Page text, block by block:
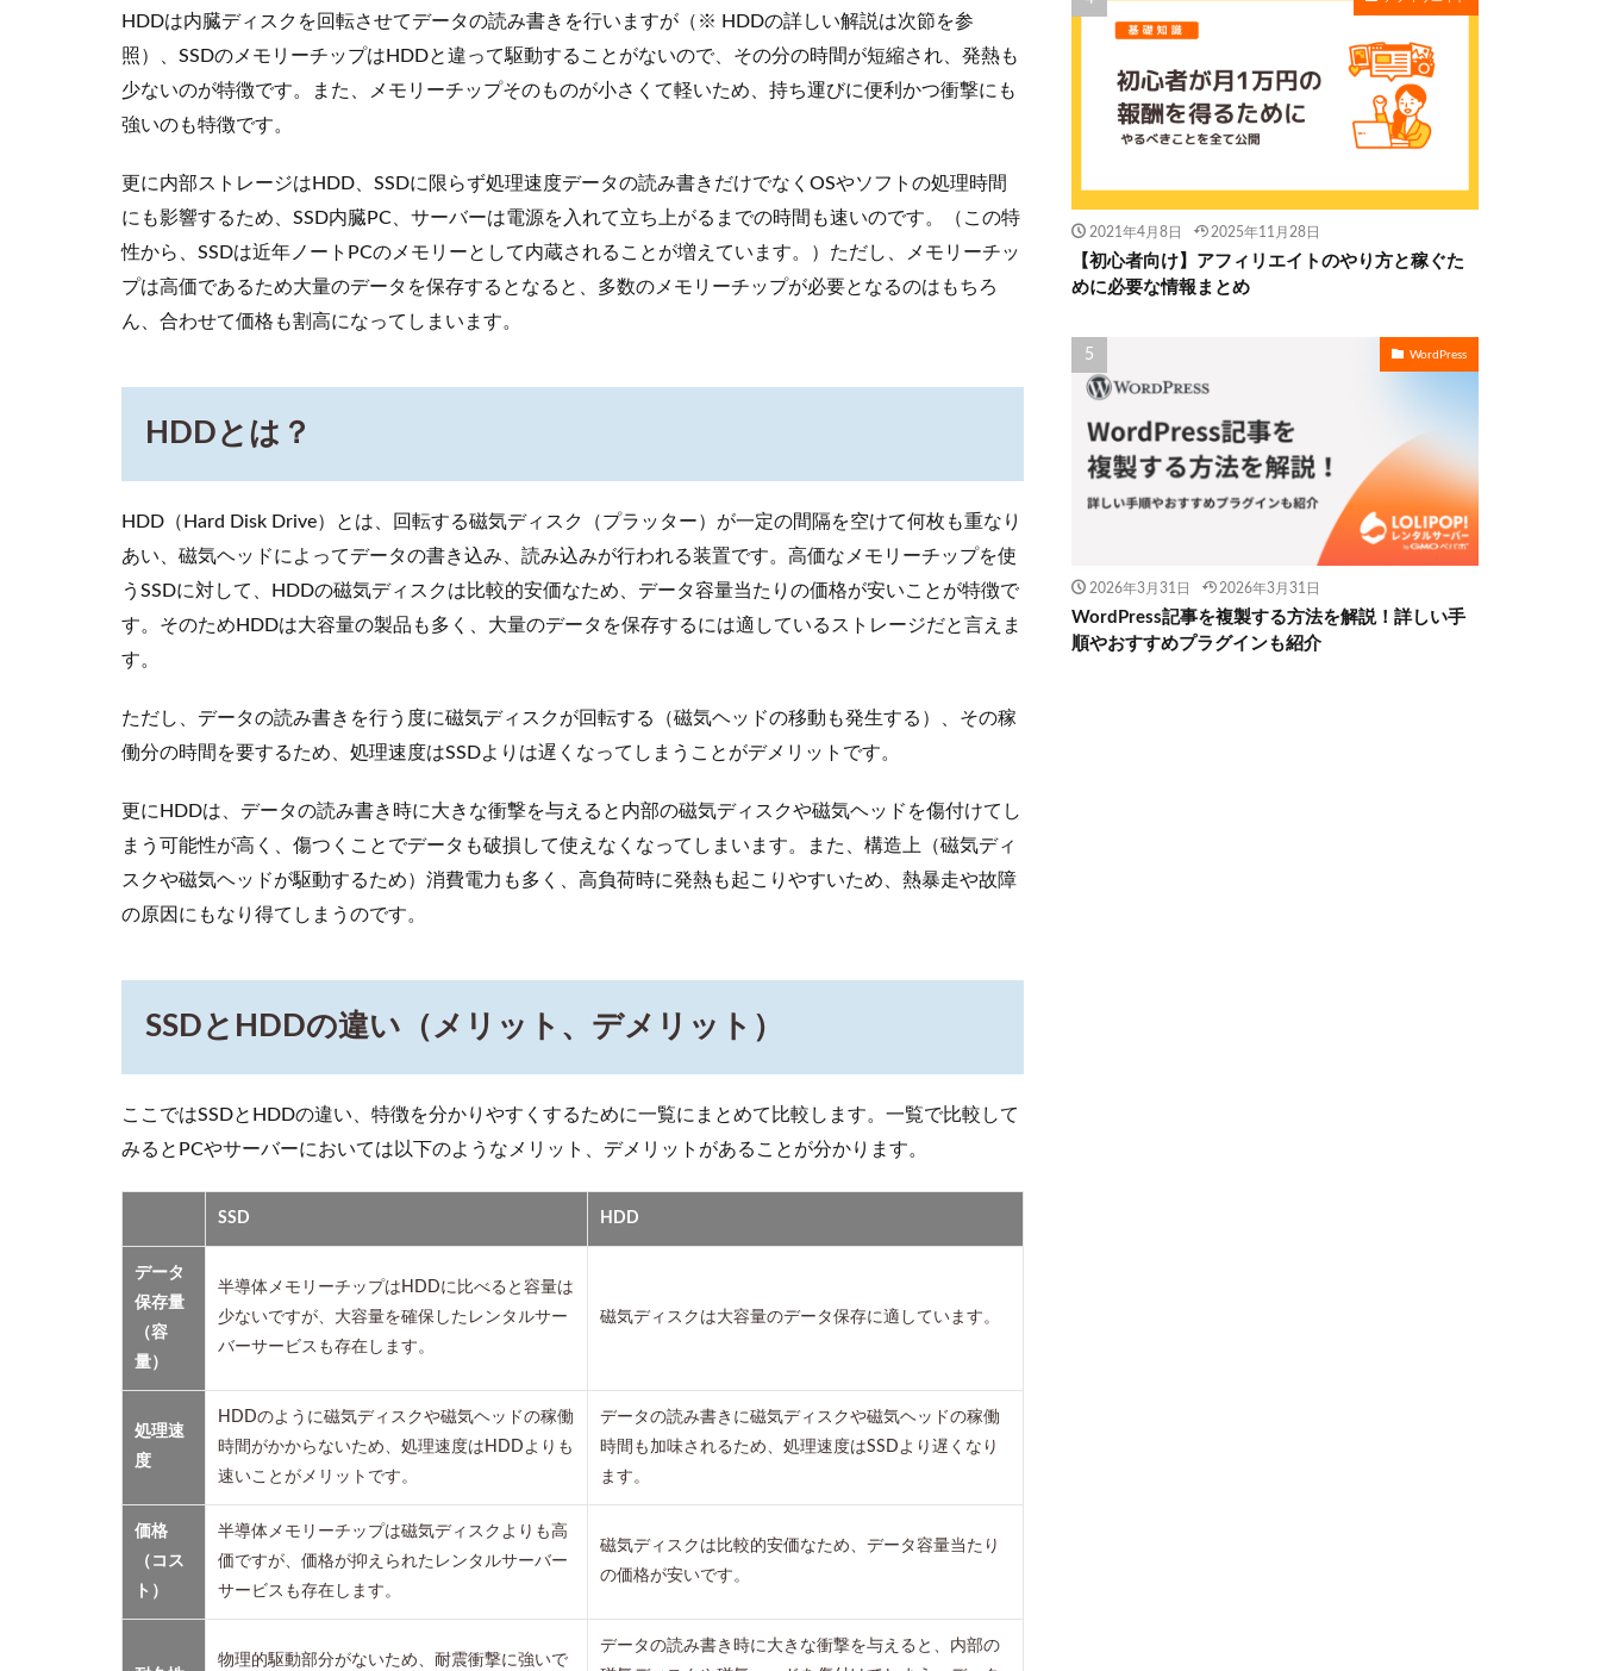
と
HDD
の違
い
（メ
ト、
リッ
ト）
4
WordPress
のサーバ
ーがおス
4.1
のメ
リッ
ト：
表示
を速
とで
ユー
ザー
の離
脱を
二のメ
SEO（検
ジンか
5
ロ
リ
ポ
は
SSD
載
の
プ
ラ
HDDは内臓ディスクを回転させてデータの読み書きを行いますが（※ HDDの詳しい解説は次節を参
照）、SSDのメモリーチップはHDDと違って駆動することがないので、その分の時間が短縮され、発熱も
少ないのが特徴です。また、メモリーチップそのものが小さくて軽いため、持ち運びに便利かつ衝撃にも
強いのも特徴です。
更に内部ストレージはHDD、SSDに限らず処理速度データの読み書きだけでなくOSやソフトの処理時間
にも影響するため、SSD内臓PC、サーバーは電源を入れて立ち上がるまでの時間も速いのです。（この特
性から、SSDは近年ノートPCのメモリーとして内蔵されることが増えています。）ただし、メモリーチッ
プは高価であるため大量のデータを保存するとなると、多数のメモリーチップが必要となるのはもちろ
ん、合わせて価格も割高になってしまいます。
HDDとは？
HDD（Hard Disk Drive）とは、回転する磁気ディスク（プラッター）が一定の間隔を空けて何枚も重なり
あい、磁気ヘッドによってデータの書き込み、読み込みが行われる装置です。高価なメモリーチップを使
うSSDに対して、HDDの磁気ディスクは比較的安価なため、データ容量当たりの価格が安いことが特徴で
す。そのためHDDは大容量の製品も多く、大量のデータを保存するには適しているストレージだと言えま
す。
ただし、データの読み書きを行う度に磁気ディスクが回転する（磁気ヘッドの移動も発生する）、その稼
働分の時間を要するため、処理速度はSSDよりは遅くなってしまうことがデメリットです。
更にHDDは、データの読み書き時に大きな衝撃を与えると内部の磁気ディスクや磁気ヘッドを傷付けてし
まう可能性が高く、傷つくことでデータも破損して使えなくなってしまいます。また、構造上（磁気ディ
スクや磁気ヘッドが駆動するため）消費電力も多く、高負荷時に発熱も起こりやすいため、熱暴走や故障
の原因にもなり得てしまうのです。
SSDとHDDの違い（メリット、デメリット）
ここではSSDとHDDの違い、特徴を分かりやすくするために一覧にまとめて比較します。一覧で比較して
みるとPCやサーバーにおいては以下のようなメリット、デメリットがあることが分かります。
SSD HDD
データ
保存量
（容
量）
半導体メモリーチップはHDDに比べると容量は
少ないですが、大容量を確保したレンタルサー
バーサービスも存在します。
磁気ディスクは大容量のデータ保存に適しています。
処理速
度
HDDのように磁気ディスクや磁気ヘッドの稼働
時間がかからないため、処理速度はHDDよりも
速いことがメリットです。
データの読み書きに磁気ディスクや磁気ヘッドの稼働
時間も加味されるため、処理速度はSSDより遅くなり
ます。
価格
（コス
ト）
半導体メモリーチップは磁気ディスクよりも高
価ですが、価格が抑えられたレンタルサーバー
サービスも存在します。
磁気ディスクは比較的安価なため、データ容量当たり
の価格が安いです。
物理的駆動部分がないため、耐震衝撃に強いで
データの読み書き時に大きな衝撃を与えると、内部の
2021年4月8日 2025年11月28日
【初心者向け】アフィリエイトのやり方と稼ぐた
めに必要な情報まとめ
WordPress
2026年3月31日 2026年3月31日
WordPress記事を複製する方法を解説！詳しい手
順やおすすめプラグインも紹介